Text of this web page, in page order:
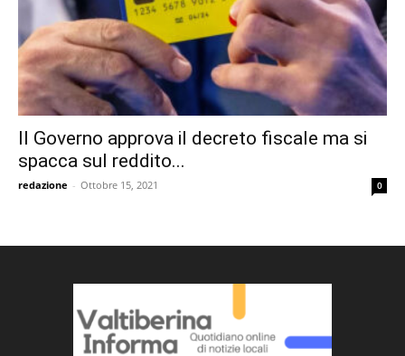
Il Governo approva il decreto fiscale ma si
spacca sul reddito...
redazione - Ottobre 15, 2021 0